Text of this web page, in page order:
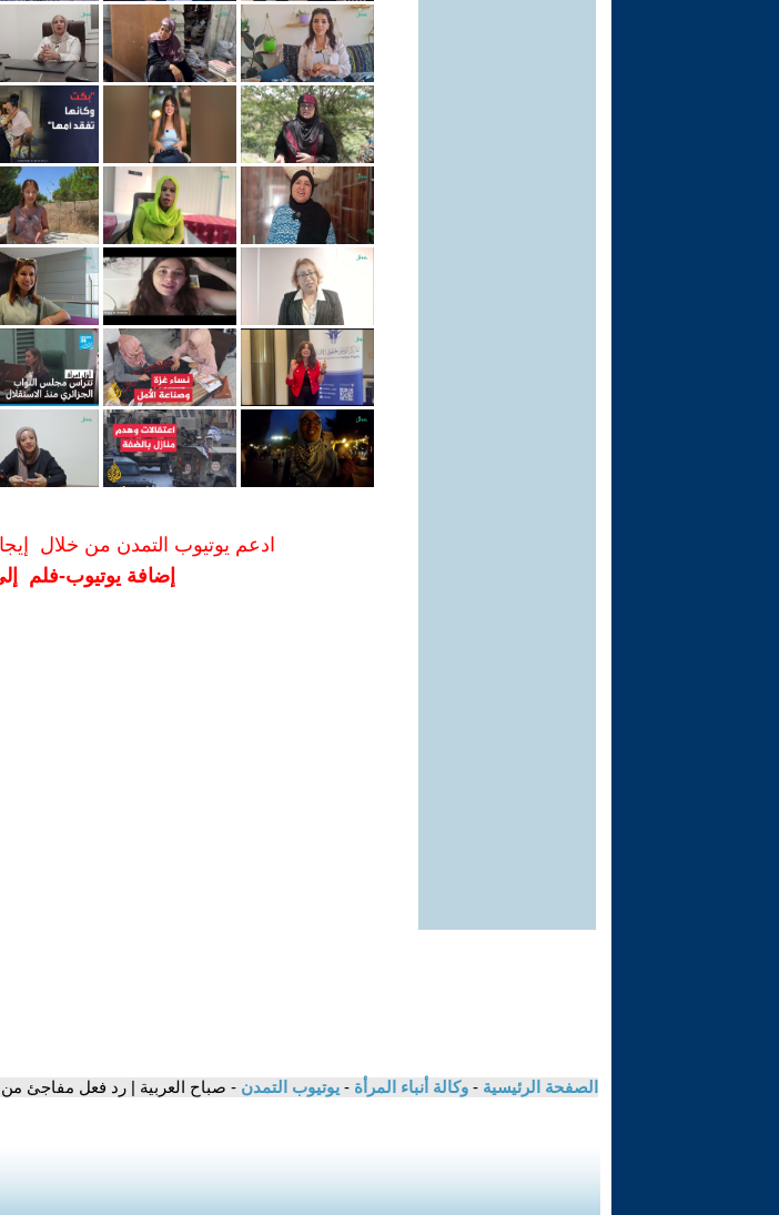
ادعم يوتيوب التمدن من خلال إيجاد
إضافة يوتيوب-فلم
الصفحة الرئيسية - وكالة أنباء المرأة - يوتيوب التمدن - صباح العربية | رد فعل مفاجئ من